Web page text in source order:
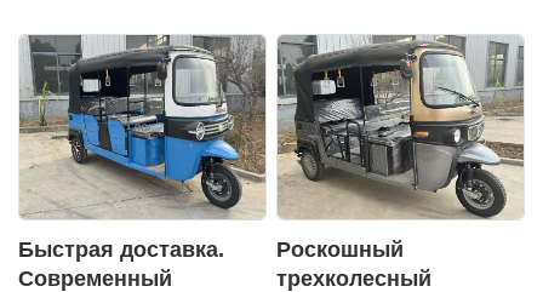
Быстрая доставка.
Современный
Роскошный
трехколесный